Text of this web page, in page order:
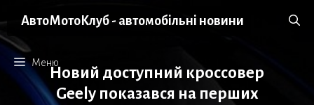
до
вмісту
АвтоМотоКлуб - автомобільні новини
Меню
Новий доступний кроссовер
Geely показався на перших